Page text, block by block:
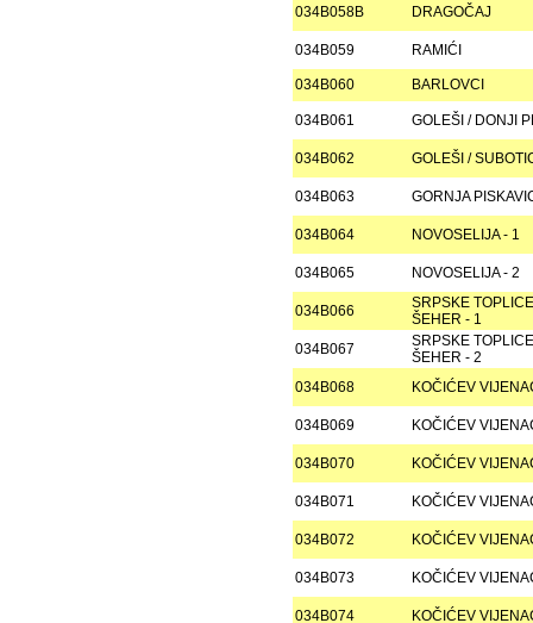
034B058B DRAGOČAJ
034B059 RAMIĆI
034B060 BARLOVCI
034B061 GOLEŠI / DONJI
034B062 GOLEŠI /
034B063 GORNJA
034B064 NOVOSELIJA - 1
034B065 NOVOSELIJA - 2
034B066
SRPSKE
ŠEHER - 1
034B067
SRPSKE
ŠEHER - 2
034B068
KOČIĆEV
034B069 KOČIĆEV
034B070 KOČIĆEV
034B071 KOČIĆEV
034B072 KOČIĆEV
034B073 KOČIĆEV
034B074 KOČIĆEV